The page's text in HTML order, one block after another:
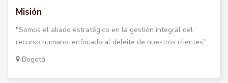
Misión
"Somos el aliado estratégico en la gestión integral del
recurso humano, enfocado al deleite de nuestros clientes".
Bogotá